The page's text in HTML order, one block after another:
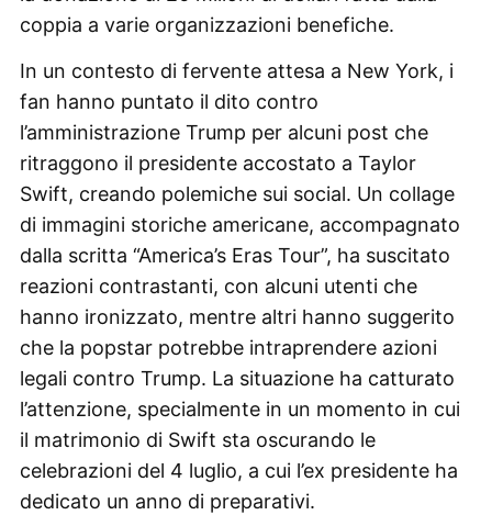
coppia a varie organizzazioni benefiche.
In un contesto di fervente attesa a New York, i
fan hanno puntato il dito contro
l’amministrazione Trump per alcuni post che
ritraggono il presidente accostato a Taylor
Swift, creando polemiche sui social. Un collage
di immagini storiche americane, accompagnato
dalla scritta “America’s Eras Tour”, ha suscitato
reazioni contrastanti, con alcuni utenti che
hanno ironizzato, mentre altri hanno suggerito
che la popstar potrebbe intraprendere azioni
legali contro Trump. La situazione ha catturato
l’attenzione, specialmente in un momento in cui
il matrimonio di Swift sta oscurando le
celebrazioni del 4 luglio, a cui l’ex presidente ha
dedicato un anno di preparativi.